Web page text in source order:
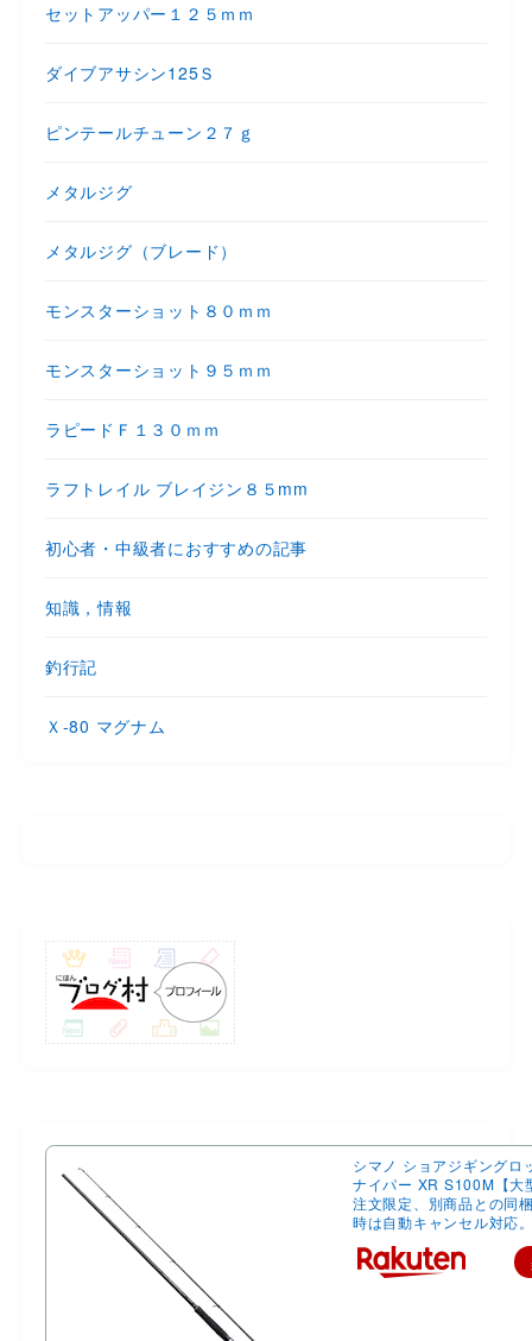
セットアッパー１２５ｍｍ
ダイブアサシン125Ｓ
ピンテールチューン２７ｇ
メタルジグ
メタルジグ（ブレード）
モンスターショット８０ｍｍ
モンスターショット９５ｍｍ
ラピードＦ１３０ｍｍ
ラフトレイル ブレイジン８５mm
初心者・中級者におすすめの記事
知識，情報
釣行記
Ｘ-80 マグナム
シマノ ショアジギングロ
ナイパー XR S100M【大
注文限定、別商品との同
時は自動キャンセル対応